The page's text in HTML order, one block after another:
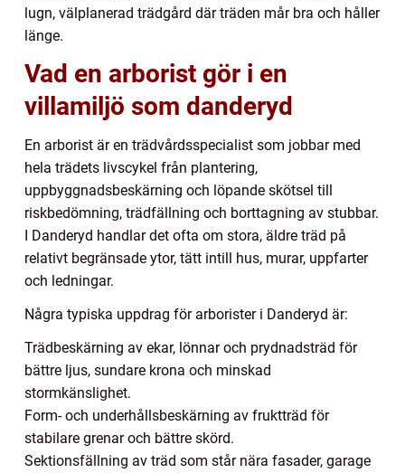
lugn, välplanerad trädgård där träden mår bra och håller
länge.
Vad en arborist gör i en
villamiljö som danderyd
En arborist är en trädvårdsspecialist som jobbar med
hela trädets livscykel från plantering,
uppbyggnadsbeskärning och löpande skötsel till
riskbedömning, trädfällning och borttagning av stubbar.
I Danderyd handlar det ofta om stora, äldre träd på
relativt begränsade ytor, tätt intill hus, murar, uppfarter
och ledningar.
Några typiska uppdrag för arborister i Danderyd är:
Trädbeskärning av ekar, lönnar och prydnadsträd för
bättre ljus, sundare krona och minskad
stormkänslighet.
Form- och underhållsbeskärning av fruktträd för
stabilare grenar och bättre skörd.
Sektionsfällning av träd som står nära fasader, garage